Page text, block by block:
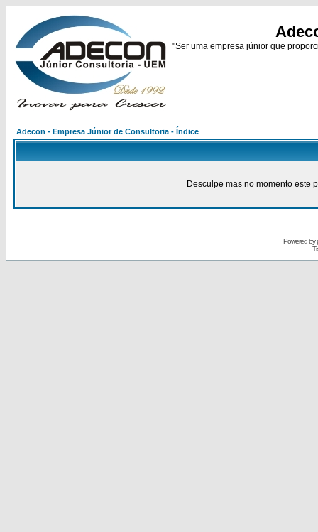
"Ser uma empresa júnior que
Adecon - Empresa Júnior de Consultoria - Índice
Desculpe mas no momento este
Powered by